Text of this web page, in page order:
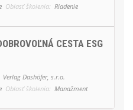
Oblasť školenia: Riadenie
CESTA ESG
Verlag Dashöfer, s.r.o.
Oblasť školenia: Manažment